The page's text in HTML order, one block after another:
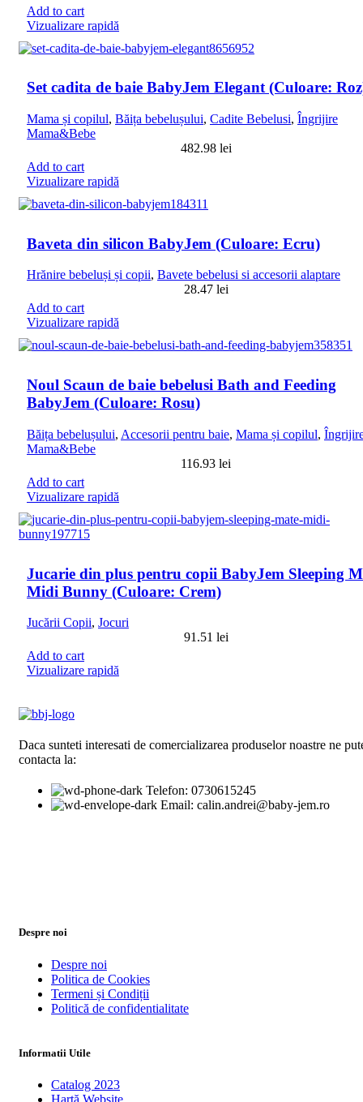
Add to cart
Vizualizare rapidă
Set cadita de baie BabyJem Elegant (Culoare:
Mama și copilul, Băița bebelușului, Cadite Bebelusi, Îngrijire
Mama&Bebe
482.98 lei
Add to cart
Vizualizare rapidă
Baveta din silicon BabyJem (Culoare: Ecru)
Hrănire bebeluși și copii, Bavete bebelusi si accesorii alaptare
28.47 lei
Add to cart
Vizualizare rapidă
Noul Scaun de baie bebelusi Bath and Feeding
BabyJem (Culoare: Rosu)
Băița bebelușului, Accesorii pentru baie, Mama și copilul,
Mama&Bebe
116.93 lei
Add to cart
Vizualizare rapidă
Jucarie din plus pentru copii BabyJem Sleeping
Midi Bunny (Culoare: Crem)
Jucării Copii, Jocuri
91.51 lei
Add to cart
Vizualizare rapidă
Daca sunteti interesati de comercializarea produselor noastre ne
contacta la:
Telefon: 0730615245
Email: calin.andrei@baby-jem.ro
Despre noi
Despre noi
Politica de Cookies
Termeni și Condiții
Politică de confidentialitate
Informatii Utile
Catalog 2023
Hartă Website